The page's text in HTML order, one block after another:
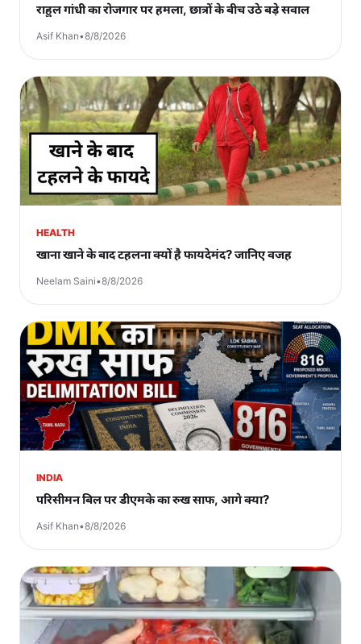
राहुल गांधी का रोजगार पर हमला, छात्रों के बीच उठे बड़े सवाल
Asif Khan•8/8/2026
HEALTH
खाना खाने के बाद टहलना क्यों है फायदेमंद? जानिए वजह
Neelam Saini•8/8/2026
INDIA
परिसीमन बिल पर डीएमके का रुख साफ, आगे क्या?
Asif Khan•8/8/2026